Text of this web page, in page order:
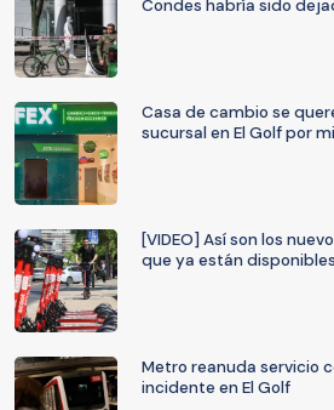
Condes habría sido
Casa de cambio se
sucursal en El Golf por
[VIDEO] Así son los
que ya están
Metro reanuda servicio
incidente en El Golf